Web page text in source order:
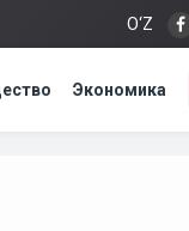
O‘Z
Экономика